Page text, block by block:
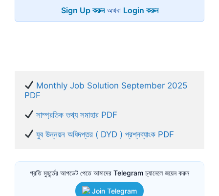
Sign Up করুনঅথবা Login করুন
Monthly Job Solution September 2025
PDF
সাম্প্রতিক তথ্য সমাহার PDF
যুব উন্নয়ন অধিদপ্তর ( DYD ) প্রশ্নব্যাংক PDF
প্রতি মুহূর্তের আপডেট পেতে আমাদের Telegram চ্যানেলে জয়েন করুন
Join Telegram